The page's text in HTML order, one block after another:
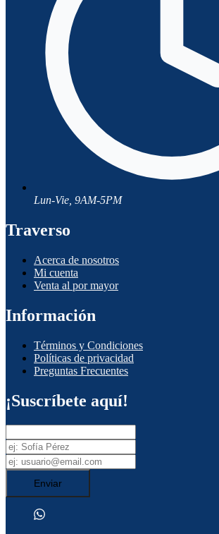
Lun-Vie, 9AM-5PM
Traverso
Acerca de nosotros
Mi cuenta
Venta al por mayor
Información
Términos y Condiciones
Políticas de privacidad
Preguntas Frecuentes
¡Suscríbete aquí!
Enviar